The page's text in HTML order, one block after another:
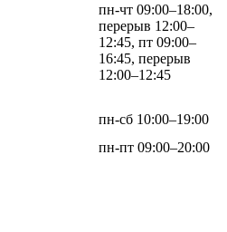
пн-чт 09:00–18:00,
перерыв 12:00–
12:45, пт 09:00–
16:45, перерыв
12:00–12:45
пн-сб 10:00–19:00
пн-пт 09:00–20:00